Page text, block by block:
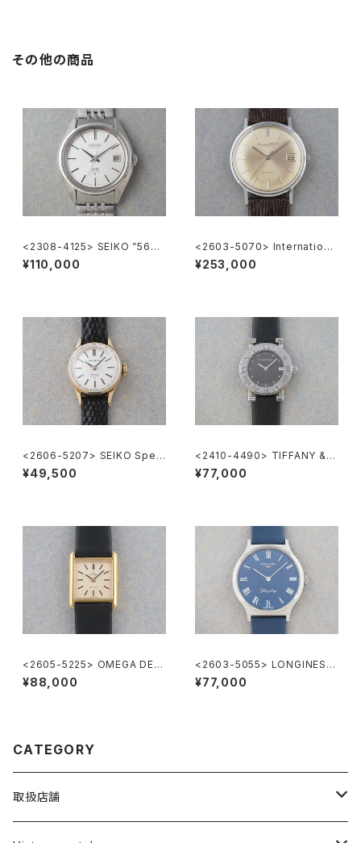
その他の商品
<2308-4125> SEIKO ”56K
S" KING SEIKO
¥110,000
<2603-5070> Internationa
l Watch Co. R807A
¥253,000
<2606-5207> SEIKO Speci
al
¥49,500
<2410-4490> TIFFANY & C
o. Atlas
¥77,000
<2605-5225> OMEGA DE V
ILE
¥88,000
<2603-5055> LONGINES F
lagship
¥77,000
CATEGORY
取扱店舗